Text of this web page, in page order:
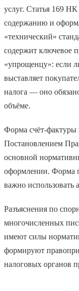
услуг. Статья 169
содержанию и
«технический»
содержит ключевое
«упрощенцу»: если
выставляет
налога — оно
объёме.
Форма счёт-фактуры
Постановлением
основной
оформлении. Форма
важно использовать
Разъяснения по
многочисленных
имеют силы
формируют
налоговых органов